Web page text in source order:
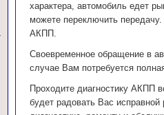
характера, автомобиль едет
можете переключить
АКПП.
Своевременное обращение в
случае Вам потребуется
Проходите диагностику АКПП
будет радовать Вас